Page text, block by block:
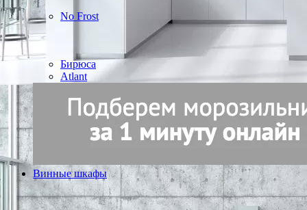
No Frost
Бирюса
Atlant
Винные шкафы